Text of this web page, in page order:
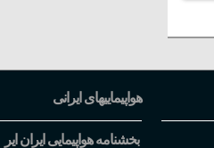
هواپیماییهای ایرانی
بخشنامه هواپیمایی ایران ایر